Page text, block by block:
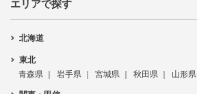
エリアで探す
北海道
東北
青森県
岩手県 宮城県 秋田県 山形県